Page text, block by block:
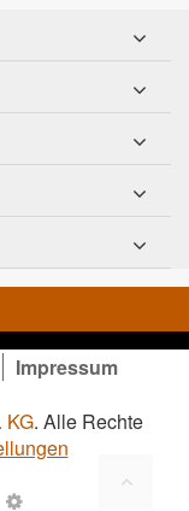
Impressum
KG. Alle Rechte